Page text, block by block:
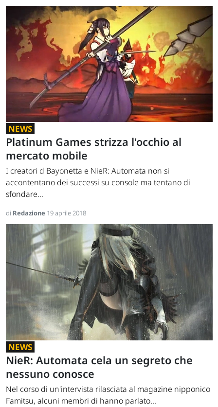
NEWS
Platinum Games strizza l'occhio al
mercato mobile
I creatori d Bayonetta e NieR: Automata non si
accontentano dei successi su console ma tentano di
sfondare...
di Redazione 19 aprile 2018
NEWS
NieR: Automata cela un segreto che
nessuno conosce
Nel corso di un'intervista rilasciata al magazine nipponico
Famitsu, alcuni membri di hanno parlato...